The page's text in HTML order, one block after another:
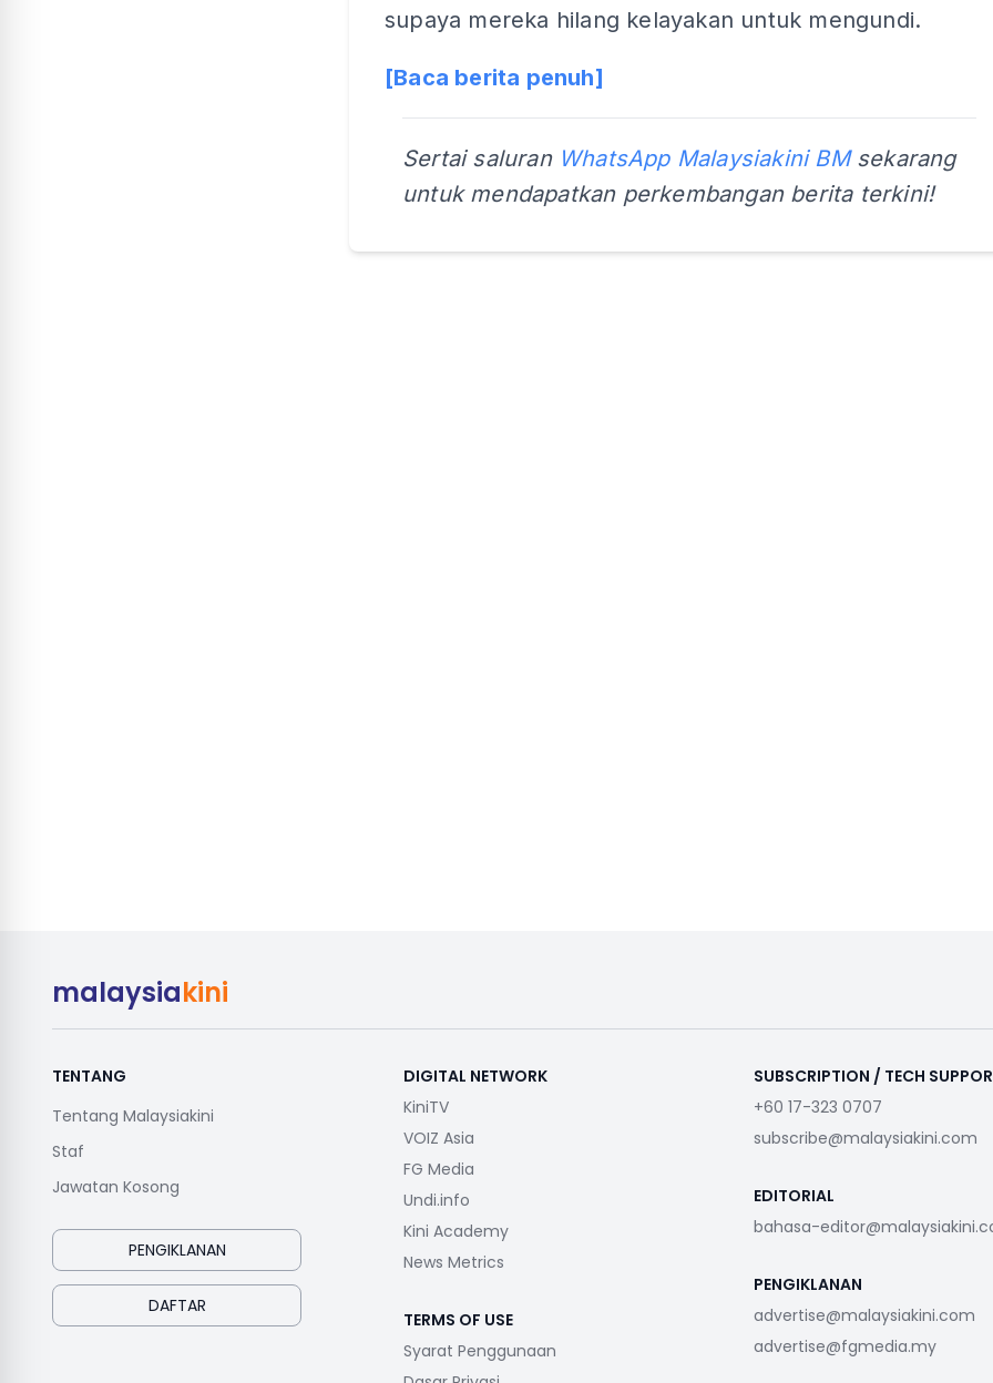
supaya mereka hilang kelayakan untuk mengundi.
[Baca berita penuh]
Sertai saluran WhatsApp Malaysiakini BMsekarang
untuk mendapatkan perkembangan berita terkini!
malaysiakini
TENTANG
Tentang Malaysiakini
Staf
Jawatan Kosong
PENGIKLANAN
DAFTAR
DIGITAL NETWORK
KiniTV
VOIZ Asia
FG Media
Undi.info
Kini Academy
News Metrics
TERMS OF USE
Syarat Penggunaan
SUBSCRIPTION / TECH
+60 17-323 0707
subscribe@malaysiakini.com
EDITORIAL
bahasa-
PENGIKLANAN
advertise@malaysiakini.com
advertise@fgmedia.my